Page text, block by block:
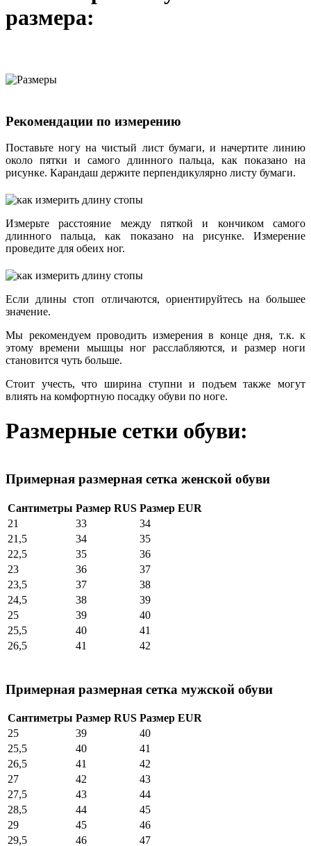
размера:
Рекомендации по измерению
Поставьте ногу на чистый лист бумаги, и начертите линию
около пятки и самого длинного пальца, как показано на
рисунке. Карандаш держите перпендикулярно листу бумаги.
Измерьте расстояние между пяткой и кончиком самого
длинного пальца, как показано на рисунке. Измерение
проведите для обеих ног.
Если длины стоп отличаются, ориентируйтесь на большее
значение.
Мы рекомендуем проводить измерения в конце дня, т.к. к
этому времени мышцы ног расслабляются, и размер ноги
становится чуть больше.
Стоит учесть, что ширина ступни и подъем также могут
влиять на комфортную посадку обуви по ноге.
Размерные сетки обуви:
Примерная размерная сетка женской обуви
Сантиметры Размер RUS Размер EUR
21
33
34
21,5
34
35
22,5
35
36
23
36
37
23,5
37
38
24,5
38
39
25
39
40
25,5
40
41
26,5
41 42
Примерная размерная сетка мужской обуви
Сантиметры Размер RUS Размер EUR
25
39
40
25,5
40
41
26,5
41
42
27
42
43
27,5
43
44
28,5
44
45
29
45
46
29,5
46
47